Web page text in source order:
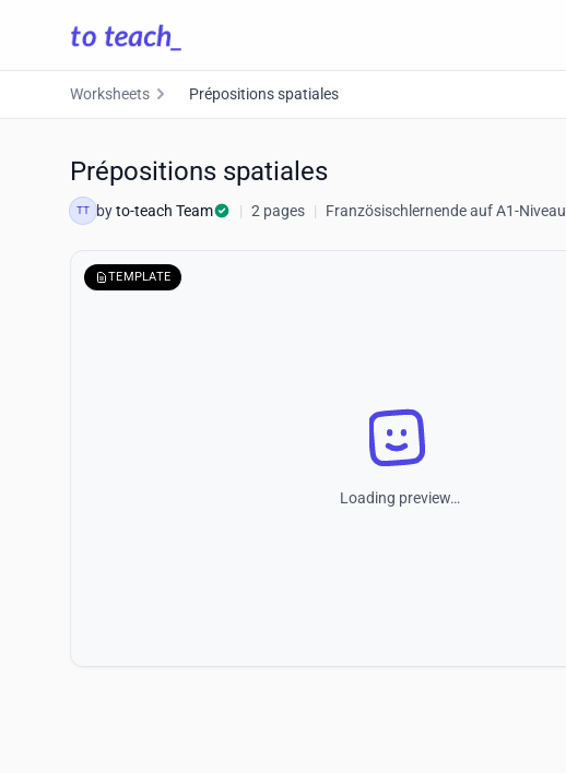
Worksheets Prépositions spatiales
Prépositions spatiales
TT byto-teach Team | 2 pages | Französischlernende auf A1-Niveau
TEMPLATE
Loading preview…